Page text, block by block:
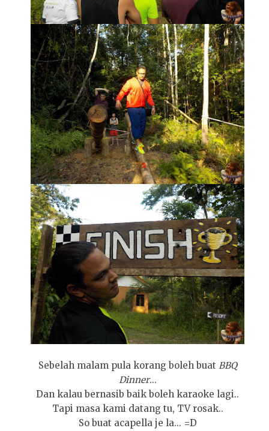
Sebelah malam pula korang boleh buat BBQ
Dinner...
Dan kalau bernasib baik boleh karaoke lagi..
Tapi masa kami datang tu, TV rosak..
So buat acapella je la... =D